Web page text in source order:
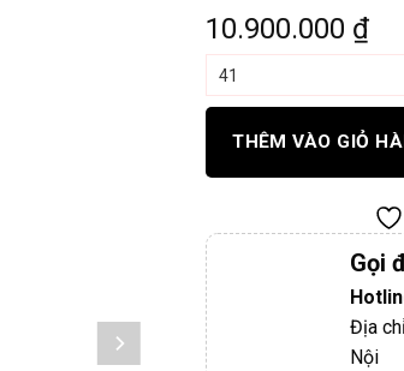
10.900.000 ₫
THÊM VÀO GIỎ
Gọi
Địa
Nội